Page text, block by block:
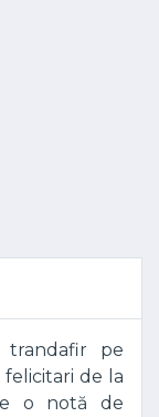
trandafir pe
de la
o notă de